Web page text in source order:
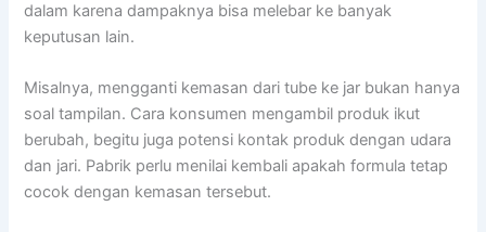
dalam karena dampaknya bisa melebar ke banyak
keputusan lain.
Misalnya, mengganti kemasan dari tube ke jar bukan hanya
soal tampilan. Cara konsumen mengambil produk ikut
berubah, begitu juga potensi kontak produk dengan udara
dan jari. Pabrik perlu menilai kembali apakah formula tetap
cocok dengan kemasan tersebut.